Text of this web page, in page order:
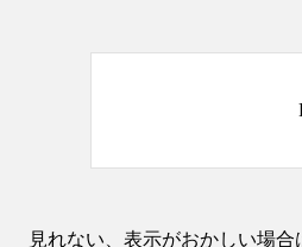
見れない、表示がおかしい場